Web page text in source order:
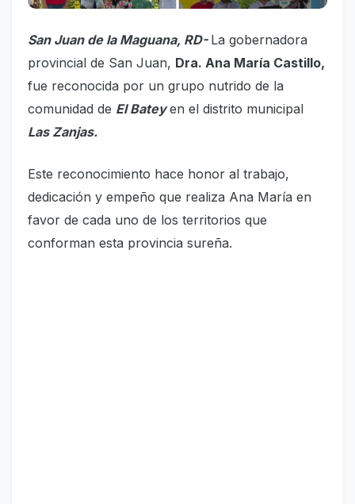
San Juan de la Maguana, RD- La gobernadora
provincial de San Juan, Dra. Ana María Castillo,
fue reconocida por un grupo nutrido de la
comunidad de El Bateyen el distrito municipal
Las Zanjas.
Este reconocimiento hace honor al trabajo,
dedicación y empeño que realiza Ana María en
favor de cada uno de los territorios que
conforman esta provincia sureña.